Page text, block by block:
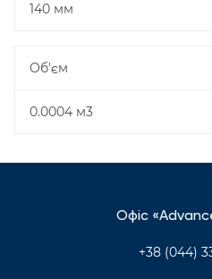
140 мм
Об'єм
0.0004 м3
Офіс
+38 (044)